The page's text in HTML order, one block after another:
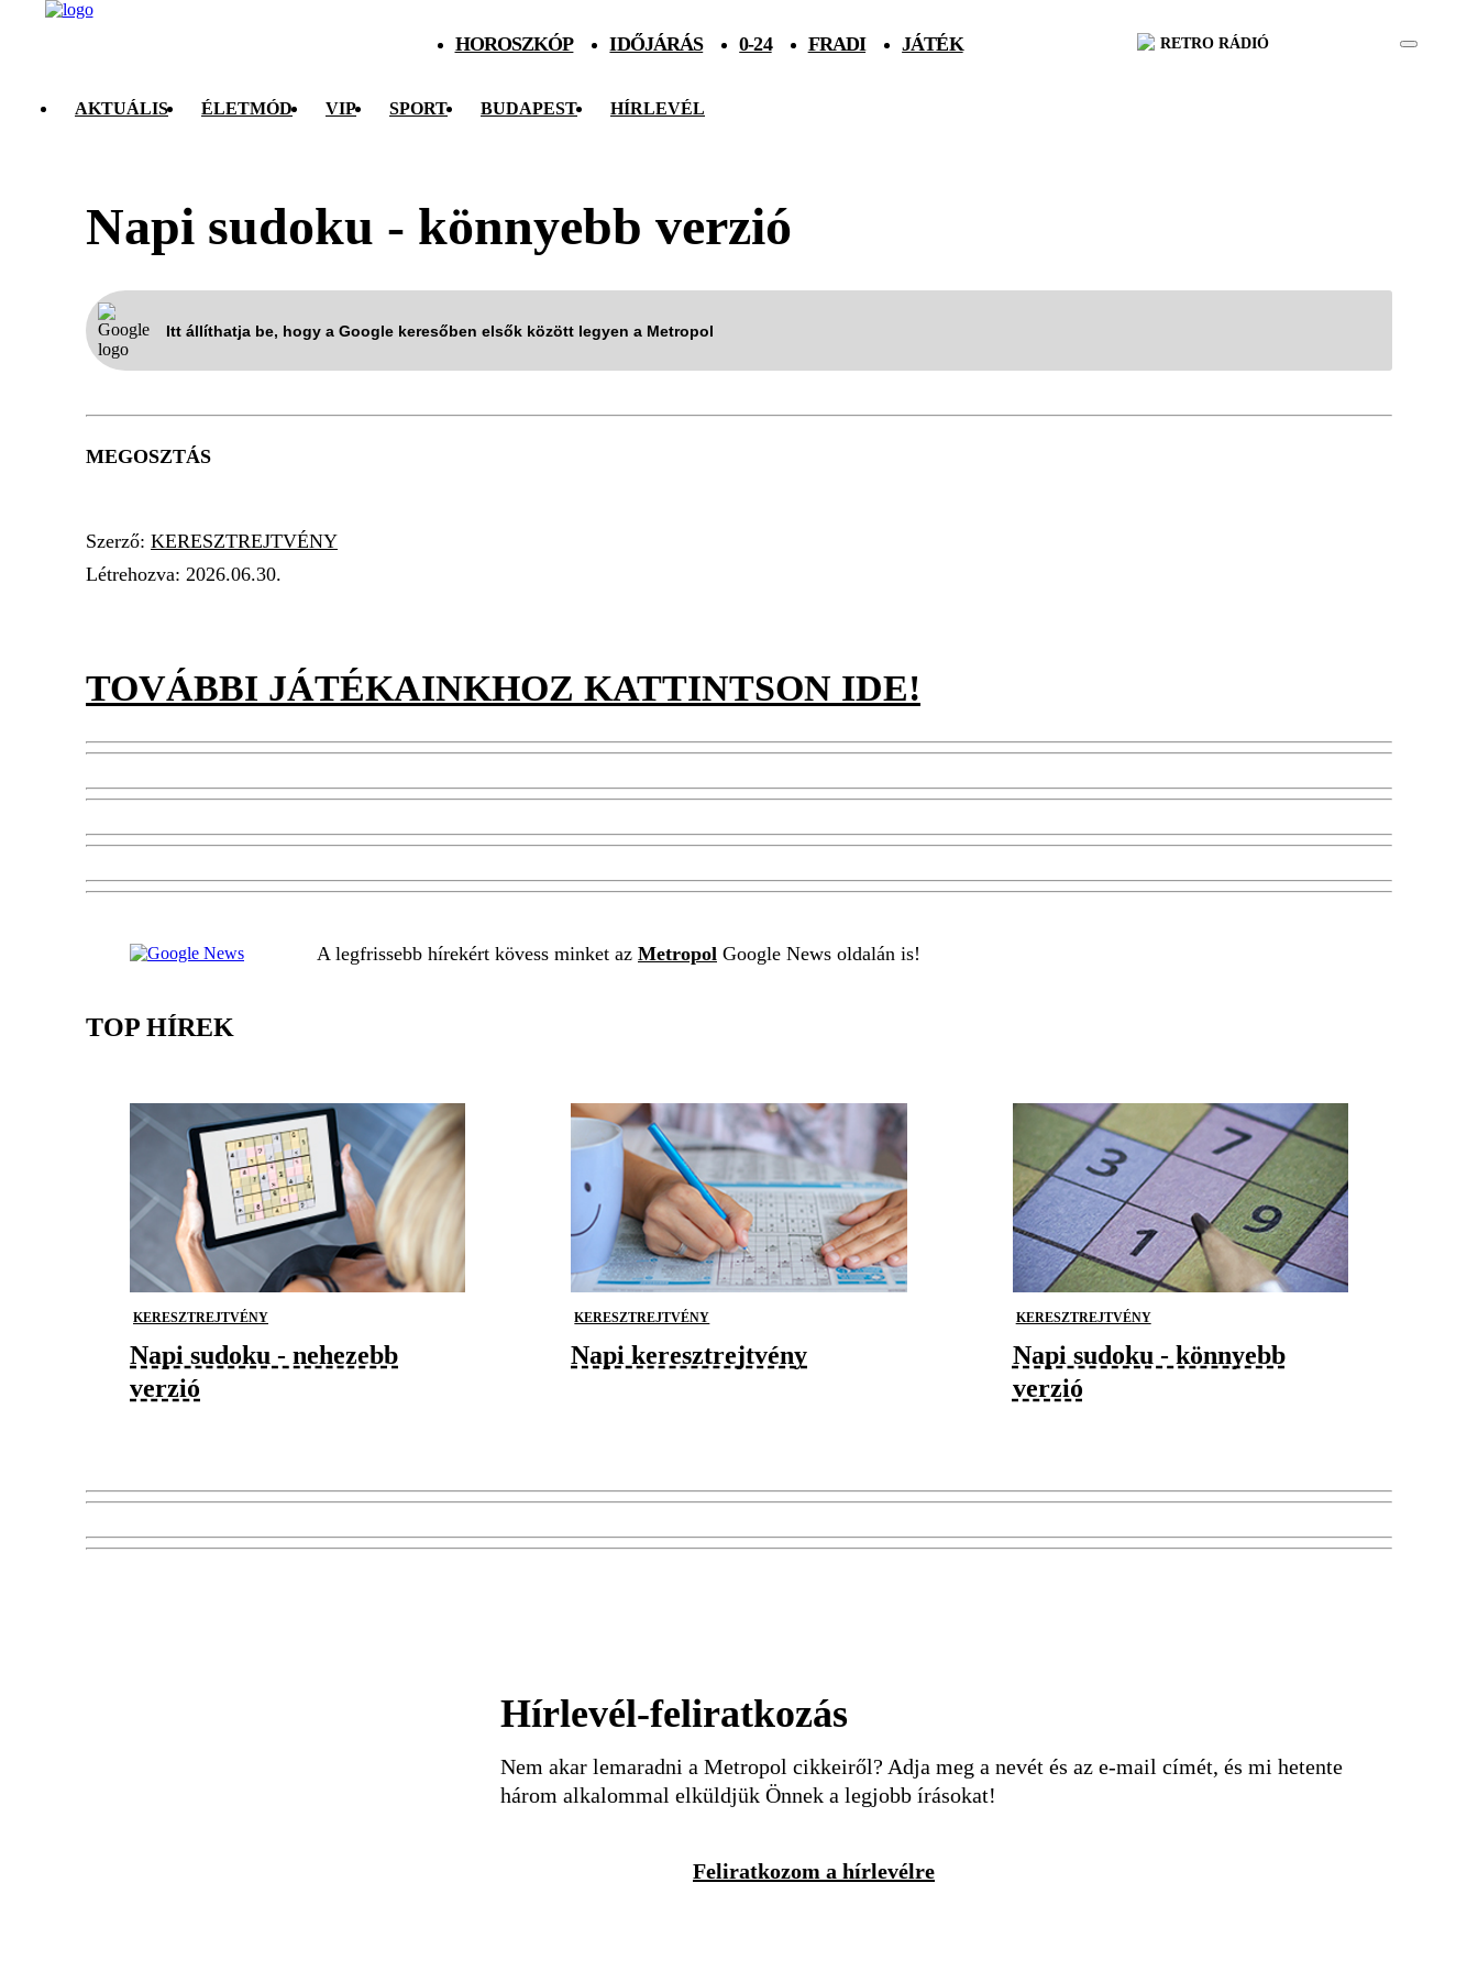
HOROSZKÓP IDŐJÁRÁS 0-24 FRADI JÁTÉK RETRO RÁDIÓ
AKTUÁLIS ÉLETMÓD VIP SPORT BUDAPEST HÍRLEVÉL
Napi sudoku - könnyebb verzió
Itt állíthatja be, hogy a Google keresőben elsők között legyen a Metropol
MEGOSZTÁS
Szerző: KERESZTREJTVÉNY
Létrehozva: 2026.06.30.
TOVÁBBI JÁTÉKAINKHOZ KATTINTSON IDE!
A legfrissebb hírekért kövess minket az Metropol Google News oldalán is!
TOP HÍREK
KERESZTREJTVÉNY
Napi sudoku - nehezebb
verzió
KERESZTREJTVÉNY
Napi keresztrejtvény
KERESZTREJTVÉNY
Napi sudoku - könnyebb
verzió
Hírlevél-feliratkozás
Nem akar lemaradni a Metropol cikkeiről? Adja meg a nevét és az e-mail címét, és mi hetente
három alkalommal elküldjük Önnek a legjobb írásokat!
Feliratkozom a hírlevélre